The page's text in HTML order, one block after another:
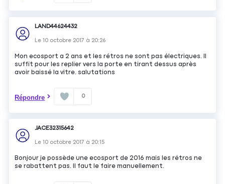
LAND44624432
Le10 octobre 2017 à 20:26
Mon ecosport a 2 ans et les rétros ne sont pas électriques. Il
suffit pour les replier vers la porte en tirant dessus après
avoir baissé la vitre. salutations
Répondre 0
JACE32315642
Le10 octobre 2017 à 20:15
Bonjour je possède une ecosport de 2016 mais les rétros ne
se rabattent pas. Il faut le faire manuellement.